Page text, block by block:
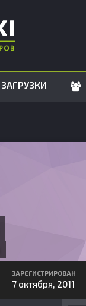
ЗАГРУЗКИ
ЗАРЕГИСТРИРОВАН
7 октября, 2011